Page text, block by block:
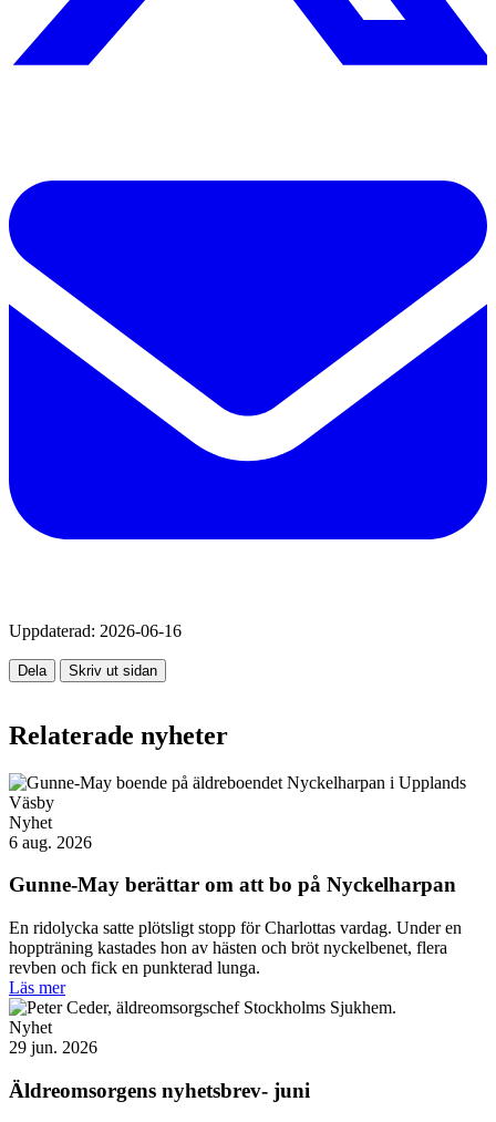
Uppdaterad: 2026-06-16
Dela Skriv ut sidan
Relaterade nyheter
Nyhet
6 aug. 2026
Gunne-May berättar om att bo på Nyckelharpan
En ridolycka satte plötsligt stopp för Charlottas vardag. Under en
hoppträning kastades hon av hästen och bröt nyckelbenet, flera
revben och fick en punkterad lunga.
Läs mer
Nyhet
29 jun. 2026
Äldreomsorgens nyhetsbrev- juni